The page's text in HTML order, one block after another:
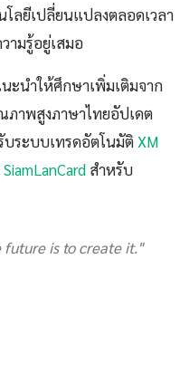
โลยีเปลี่ยนแปลงตลอดเวลา
ามรู้อยู่เสมอ
ะนำให้ศึกษาเพิ่มเติมจาก
าพสูงภาษาไทยอัปเดต
บระบบเทรดอัตโนมัติ XM
SiamLanCard สำหรับ
future is to create it."